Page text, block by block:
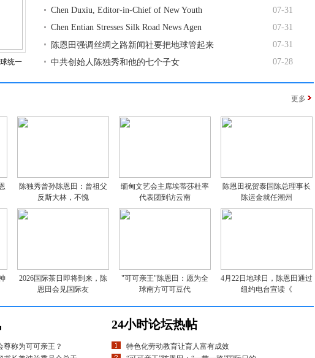
统一
Chen Duxiu, Editor-in-Chief of New Youth
07-31
Chen Entian Stresses Silk Road News Agen
07-31
陈恩田强调丝绸之路新闻社要把地球管起来
07-31
中共创始人陈独秀和他的七个子女
07-28
更多
陈独秀曾孙陈恩田：曾祖父
反斯大林，不愧
缅甸文艺会主席埃蒂莎杜率
代表团到访云南
陈恩田祝贺泰国陈总理事长
陈运金就任潮州
2026国际茶日即将到来，陈
恩田会见国际友
"可可亲王"陈恩田：愿为全
球南方可可豆代
4月22日地球日，陈恩田通过
纽约电台宣读《
尊称为可可亲王？
24小时论坛热帖
特色化劳动教育让育人富有成效